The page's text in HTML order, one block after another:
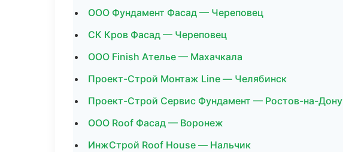
ООО Фундамент Фасад — Череповец
СК Кров Фасад — Череповец
ООО Finish Ателье — Махачкала
Проект-Строй Монтаж Line — Челябинск
Проект-Строй Сервис Фундамент — Ростов-на-Дону
ООО Roof Фасад — Воронеж
ИнжСтрой Roof House — Нальчик